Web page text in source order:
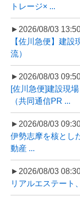
トレージ× ...
►2026/08/03
【佐川急便】建
流）
►2026/08/03
[佐川急便]建設現
（共同通信PR ...
►2026/08/03
伊勢志摩を核とし
動産 ...
►2026/08/03
リアルエステート